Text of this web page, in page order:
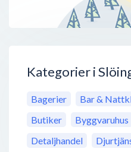
Kategorier i
Bagerier Bar &
Butiker
Byggvaruhus
Detaljhandel